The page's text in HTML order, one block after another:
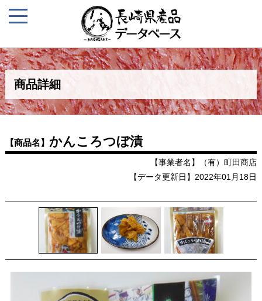
商品詳細
【商品名】 かんころつぼ漬
【事業者名】（有）町田商店
【データ更新日】2022年01月18日